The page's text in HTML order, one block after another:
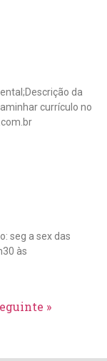
da
currículo no
seg a sex das
às
»